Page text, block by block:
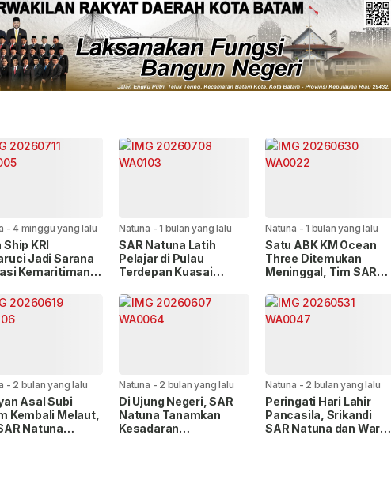
-4 minggu yang lalu
Ship KRI
Jadi Sarana
Kemaritiman,
Muda Cintai
Natuna -1 bulan yang lalu
SAR Natuna Latih
Pelajar di Pulau
Terdepan Kuasai
Keselamatan Laut
Natuna -1 bulan yang lalu
Satu ABK KM Ocean
Three Ditemukan
Meninggal, Tim SAR
Hilang
- 2 bulan yang lalu
Asal Subi
Kembali Melaut,
Natuna
Natuna - 2 bulan yang lalu
Di Ujung Negeri, SAR
Natuna Tanamkan
Kesadaran
Natuna - 2 bulan yang lalu
Peringati Hari Lahir
Pancasila, Srikandi
SAR Natuna dan Wara